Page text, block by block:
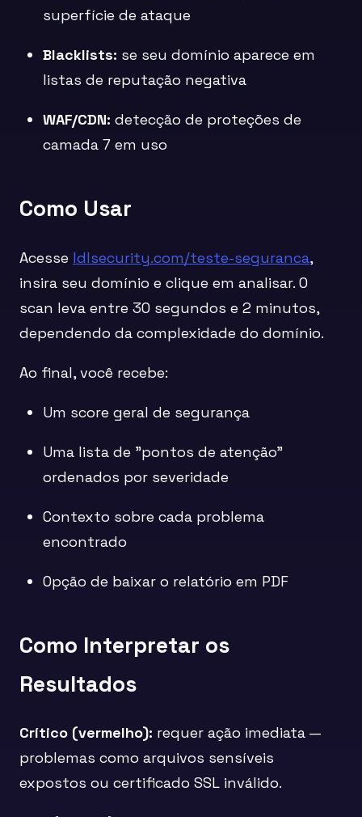
superfície de ataque
Blacklists: se seu domínio aparece em
listas de reputação negativa
WAF/CDN: detecção de proteções de
camada 7 em uso
Como Usar
Acesse ldlsecurity.com/teste-seguranca,
insira seu domínio e clique em analisar. O
scan leva entre 30 segundos e 2 minutos,
dependendo da complexidade do domínio.
Ao final, você recebe:
Um score geral de segurança
Uma lista de "pontos de atenção"
ordenados por severidade
Contexto sobre cada problema
encontrado
Opção de baixar o relatório em PDF
Como Interpretar os
Resultados
Crítico (vermelho): requer ação imediata —
problemas como arquivos sensíveis
expostos ou certificado SSL inválido.